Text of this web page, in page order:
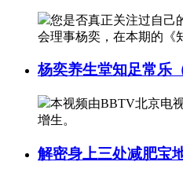
您是否真正关注过自己
会理事杨奕，在本期的《
杨奕养生堂知足常乐
本视频由BBTV北京电
增生。
解密身上三处减肥宝